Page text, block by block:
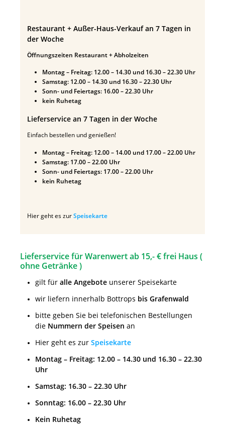
Restaurant + Außer-Haus-Verkauf an 7 Tagen in
der Woche
Öffnungszeiten Restaurant + Abholzeiten
Montag – Freitag: 12.00 – 14.30 und 16.30 – 22.30 Uhr
Samstag: 12.00 – 14.30 und 16.30 – 22.30 Uhr
Sonn- und Feiertags: 16.00 – 22.30 Uhr
kein Ruhetag
Lieferservice an 7 Tagen in der Woche
Einfach bestellen und genießen!
Montag – Freitag: 12.00 – 14.00 und 17.00 – 22.00 Uhr
Samstag: 17.00 – 22.00 Uhr
Sonn- und Feiertags: 17.00 – 22.00 Uhr
kein Ruhetag
Hier geht es zurSpeisekarte
Lieferservice für Warenwert ab 15,- € frei Haus (
ohne Getränke )
gilt für alle Angebote unserer Speisekarte
wir liefern innerhalb Bottrops bis Grafenwald
bitte geben Sie bei telefonischen Bestellungen
die Nummern der Speisen an
Hier geht es zur Speisekarte
Montag – Freitag: 12.00 – 14.30 und 16.30 – 22.30
Uhr
Samstag: 16.30 – 22.30 Uhr
Sonntag: 16.00 – 22.30 Uhr
Kein Ruhetag